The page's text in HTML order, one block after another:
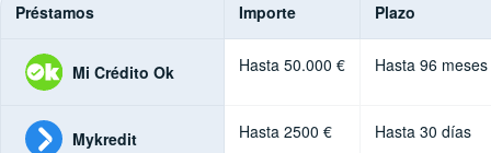
Préstamos Importe Plazo
Mi Crédito Ok Hasta 50.000 € Hasta 96 meses
Mykredit Hasta 2500 € Hasta 30 días